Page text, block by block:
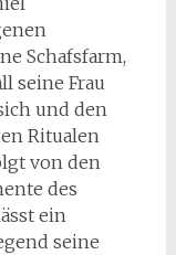
Schafsfarm,
seine Frau
und den
Ritualen
von den
des
ein
seine